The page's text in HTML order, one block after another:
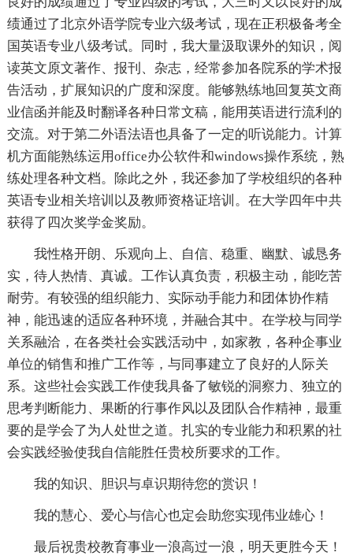
绩通过了北京外语学院专业六级考试，现在正积极备考全
国英语专业八级考试。同时，我大量汲取课外的知识，阅
读英文原文著作、报刊、杂志，经常参加各院系的学术报
告活动，扩展知识的广度和深度。能够熟练地回复英文商
业信函并能及时翻译各种日常文稿，能用英语进行流利的
交流。对于第二外语法语也具备了一定的听说能力。计算
机方面能熟练运用office办公软件和windows操作系统，熟
练处理各种文档。除此之外，我还参加了学校组织的各种
英语专业相关培训以及教师资格证培训。在大学四年中共
获得了四次奖学金奖励。
我性格开朗、乐观向上、自信、稳重、幽默、诚恳务
实，待人热情、真诚。工作认真负责，积极主动，能吃苦
耐劳。有较强的组织能力、实际动手能力和团体协作精
神，能迅速的适应各种环境，并融合其中。在学校与同学
关系融洽，在各类社会实践活动中，如家教，各种企事业
单位的销售和推广工作等，与同事建立了良好的人际关
系。这些社会实践工作使我具备了敏锐的洞察力、独立的
思考判断能力、果断的行事作风以及团队合作精神，最重
要的是学会了为人处世之道。扎实的专业能力和积累的社
会实践经验使我自信能胜任贵校所要求的工作。
我的知识、胆识与卓识期待您的赏识！
我的慧心、爱心与信心也定会助您实现伟业雄心！
最后祝贵校教育事业一浪高过一浪，明天更胜今天！